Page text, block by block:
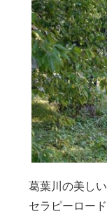
葛葉川の美し
セラピーロー